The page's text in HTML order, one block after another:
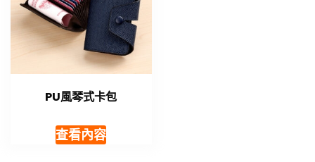
PU風琴式卡包
查看內容